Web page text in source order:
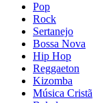
Pop
Rock
Sertanejo
Bossa Nova
Hip Hop
Reggaeton
Kizomba
Música Cristã